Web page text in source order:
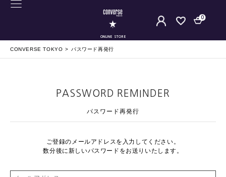
ONLINE STORE
0
CONVERSE TOKYO パスワード再発行
PASSWORD REMINDER
パスワード再発行
ご登録のメールアドレスを入力してください。
数分後に新しいパスワードをお送りいたします。